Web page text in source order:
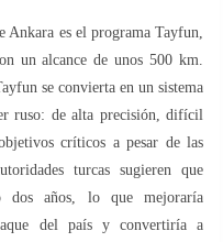
es el programa Tayfun,
un alcance de unos 500 km.
se convierta en un sistema
ruso: de alta precisión, difícil
críticos a pesar de las
turcas sugieren que
años, lo que mejoraría
del país y convertiría a